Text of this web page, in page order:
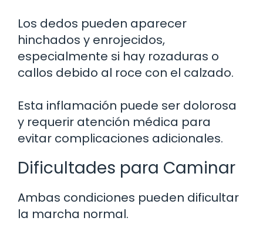
Los dedos pueden aparecer
hinchados y enrojecidos,
especialmente si hay rozaduras o
callos debido al roce con el calzado.
Esta inflamación puede ser dolorosa
y requerir atención médica para
evitar complicaciones adicionales.
Dificultades para Caminar
Ambas condiciones pueden dificultar
la marcha normal.